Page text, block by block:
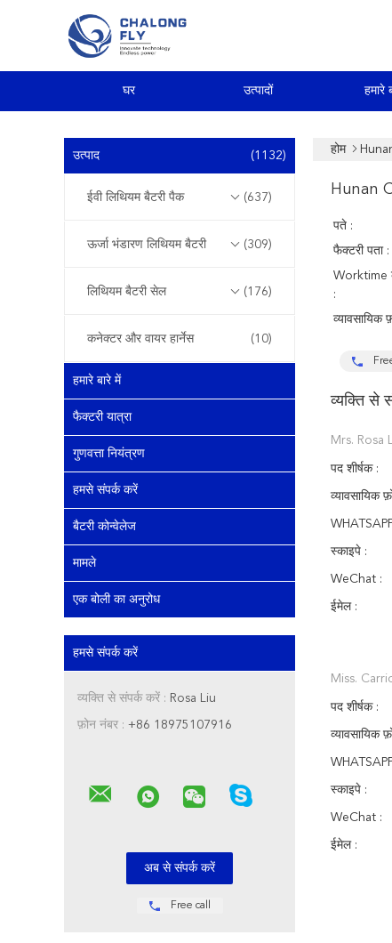
घर उत्पादों हमारे
उत्पाद (1132)
ईवी लिथियम बैटरी पैक (637)
ऊर्जा भंडारण लिथियम बैटरी (309)
लिथियम बैटरी सेल (176)
कनेक्टर और वायर हार्नेस (10)
हमारे बारे में
फैक्टरी यात्रा
गुणवत्ता नियंत्रण
हमसे संपर्क करें
बैटरी कोन्वेलेज
मामले
एक बोली का अनुरोध
हमसे संपर्क करें
व्यक्ति से संपर्क करें : Rosa Liu
फ़ोन नंबर : +86 18975107916
Free call
होम
Hunan
पते :
फैक्टरी पता :
Worktime
:
व्यावसायिक
व्यक्ति से
Mrs. Rosa
पद शीर्षक :
व्यावसायिक
स्काइपे :
WeChat :
ईमेल :
Miss.
पद शीर्षक :
व्यावसायिक
स्काइपे :
WeChat :
ईमेल :